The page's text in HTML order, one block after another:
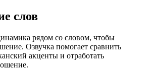
слов
рядом со словом, чтобы
Озвучка помогает сравнить
акценты и отработать